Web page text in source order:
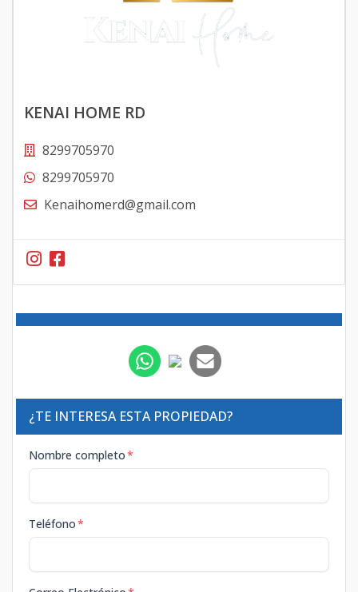
KENAI HOME RD
8299705970
8299705970
Kenaihomerd@gmail.com
¿TE INTERESA ESTA PROPIEDAD?
Nombre completo*
Teléfono*